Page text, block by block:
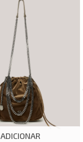
ADICIONAR